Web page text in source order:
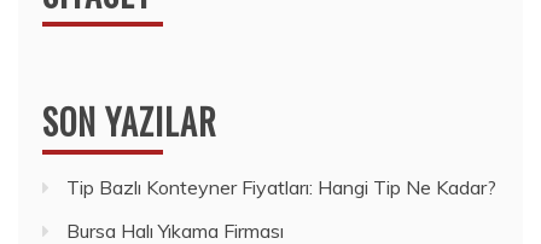
SON YAZILAR
Tip Bazlı Konteyner Fiyatları: Hangi Tip Ne Kadar?
Bursa Halı Yıkama Firması